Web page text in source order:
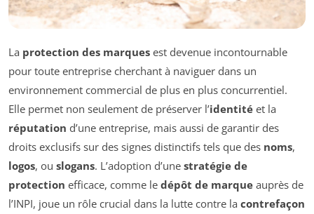
La protection des marques est devenue incontournable
pour toute entreprise cherchant à naviguer dans un
environnement commercial de plus en plus concurrentiel.
Elle permet non seulement de préserver l’identité et la
réputation d’une entreprise, mais aussi de garantir des
droits exclusifs sur des signes distinctifs tels que des noms,
logos, ou slogans. L’adoption d’une stratégie de
protection efficace, comme le dépôt de marque auprès de
l’INPI, joue un rôle crucial dans la lutte contre la contrefaçon